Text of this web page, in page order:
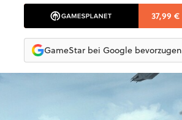
37,99 €
GameStar bei Google bevorzugen